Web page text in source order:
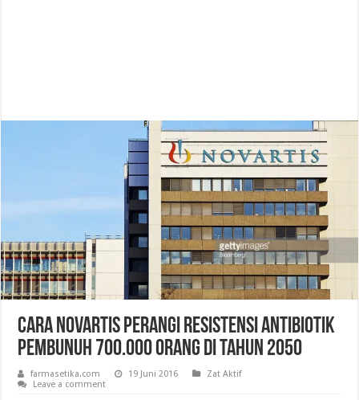
Cara Novartis Perangi Resistensi Antibiotik
Pembunuh 700.000 orang di Tahun 2050
farmasetika.com 19 Juni 2016
Zat Aktif
Leave a comment